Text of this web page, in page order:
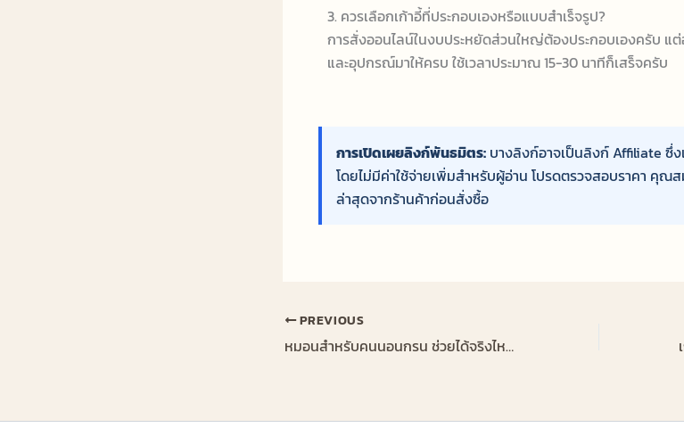
3. ควรเลือกเก้าอี้ที่ประกอบเองหรือแบบสำเร็จรูป?
การสั่งออนไลน์ในงบประหยัดส่วนใหญ่ต้องประกอบเองครับ แต่
และอุปกรณ์มาให้ครบ ใช้เวลาประมาณ 15-30 นาทีก็เสร็จครับ
การเปิดเผยลิงก์พันธมิตร: บางลิงก์อาจเป็นลิงก์ Affiliate ซึ่
โดยไม่มีค่าใช้จ่ายเพิ่มสำหรับผู้อ่าน โปรดตรวจสอบราคา คุณ
ล่าสุดจากร้านค้าก่อนสั่งซื้อ
PREVIOUS
หมอนสำหรับคนนอนกรน ช่วยได้จริงไหม แพทย์แนะนำแบบไหน 2026